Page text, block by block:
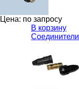
Цена: по запросу
В корзину